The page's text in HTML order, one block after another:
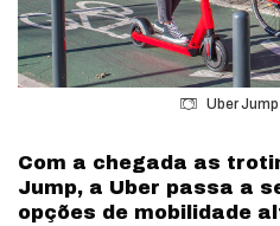
Uber
Com a chegada as
Jump, a Uber passa a
opções de mobilidade